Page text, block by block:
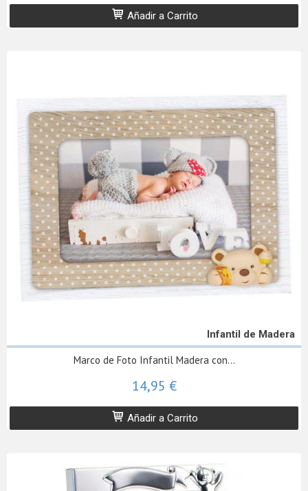
Añadir a Carrito
Infantil de Madera
Marco de Foto Infantil Madera con...
14,95 €
Añadir a Carrito